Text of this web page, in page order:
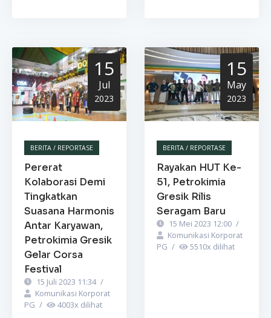
15
Jul
2023
BERITA / REPORTASE
Pererat
Kolaborasi Demi
Tingkatkan
Suasana Harmonis
Antar Karyawan,
Petrokimia Gresik
Gelar Corsa
Festival
15 Juli 2023 11:34 /
Komunikasi Korporat
PG / 4003x dilihat
15
May
2023
BERITA / REPORTASE
Rayakan HUT Ke-
51, Petrokimia
Gresik Rilis
Seragam Baru
15 Mei 2023 12:00 /
Komunikasi Korporat
PG / 5510x dilihat